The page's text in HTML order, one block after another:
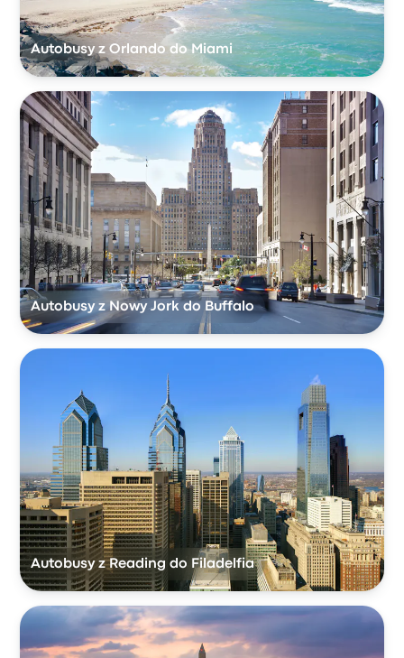
Autobusy z Orlando do Miami
Autobusy z Nowy Jork do Buffalo
Autobusy z Reading do Filadelfia